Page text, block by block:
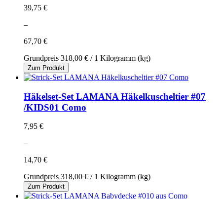
39,75 €
–
67,70 €
Grundpreis 318,00 € / 1 Kilogramm (kg)
Zum Produkt
Häkelset-Set LAMANA Häkelkuscheltier #07
/KIDS01 Como
7,95 €
–
14,70 €
Grundpreis 318,00 € / 1 Kilogramm (kg)
Zum Produkt